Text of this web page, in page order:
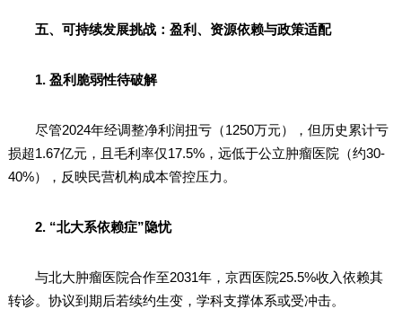
五、可持续发展挑战：盈利、资源依赖与政策适配
1. 盈利脆弱性待破解
尽管2024年经调整净利润扭亏（1250万元），但历史累计亏
损超1.67亿元，且毛利率仅17.5%，远低于公立肿瘤医院（约30-
40%），反映民营机构成本管控压力。
2. “北大系依赖症”隐忧
与北大肿瘤医院合作至2031年，京西医院25.5%收入依赖其
转诊。协议到期后若续约生变，学科支撑体系或受冲击。